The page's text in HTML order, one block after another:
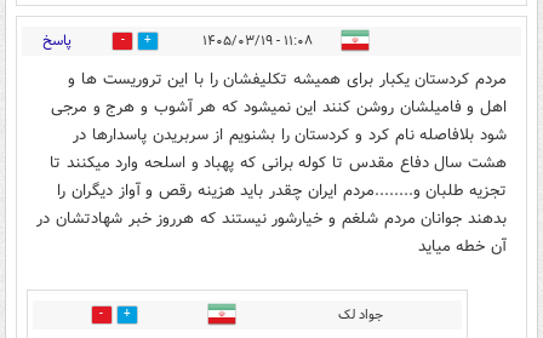
۱۱:۰۸ - ۱۴۰۵/۰۳/۱۹ 8 پاسخ
مردم کردستان یکبار برای همیشه تکلیفشان را با این تروریست ها و
اهل و فامیلشان روشن کنند این نمیشود که هر آشوب و هرج و مرجی
شود بلافاصله نام کرد و کردستان را بشنویم از سربریدن پاسدارها در
هشت سال دفاع مقدس تا کوله برانی که پهباد و اسلحه وارد میکنند تا
تجزیه طلبان و........مردم ایران چقدر باید هزینه رقص و آواز دیگران را
بدهند جوانان مردم شلغم و خیارشور نیستند که هرروز خبر شهادتشان در
آن خطه میاید
جواد لک 0